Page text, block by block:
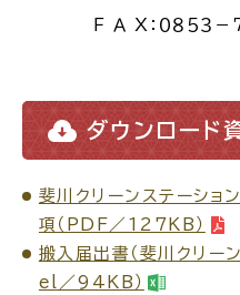
防災情報サイト
Ｆ Ａ Ｘ：０８５
ダウンロード
斐川クリーンステーショ
項（PDF／127KB）
搬入届出書（斐川クリー
el／94KB）